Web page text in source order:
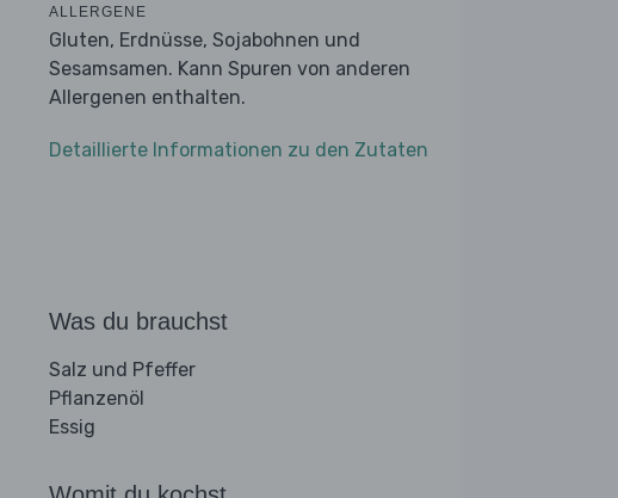
ALLERGENE
Gluten, Erdnüsse, Sojabohnen und
Sesamsamen. Kann Spuren von anderen
Allergenen enthalten.
Detaillierte Informationen zu den Zutaten
Was du brauchst
Salz und Pfeffer
Pflanzenöl
Essig